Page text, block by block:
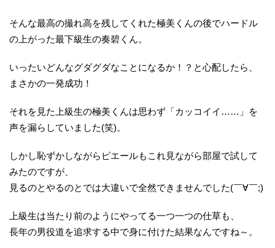
そんな最高の撮れ高を残してくれた極美くんの後でハードル
の上がった最下級生の奏碧くん。
いったいどんなグダグダなことになるか！？と心配したら、
まさかの一発成功！
それを見た上級生の極美くんは思わず「カッコイイ……」を
声を漏らしていました(笑)。
しかし恥ずかしながらピエールもこれ見ながら部屋で試して
みたのですが、
見るのとやるのとでは大違いで全然できませんでした(￣∀￣;)
上級生は当たり前のようにやってる一つ一つの仕草も、
長年の男役道を追求する中で身に付けた結果なんですね～。